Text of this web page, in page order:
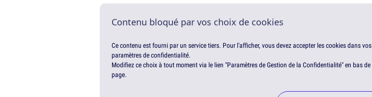
Contenu bloqué par vos choix de cookies
Ce contenu est fourni par un service tiers. Pour l'afficher, vous devez accepter les cookies dans vos
paramètres de confidentialité.
Modifiez ce choix à tout moment via le lien "Paramètres de Gestion de la Confidentialité" en bas de
page.